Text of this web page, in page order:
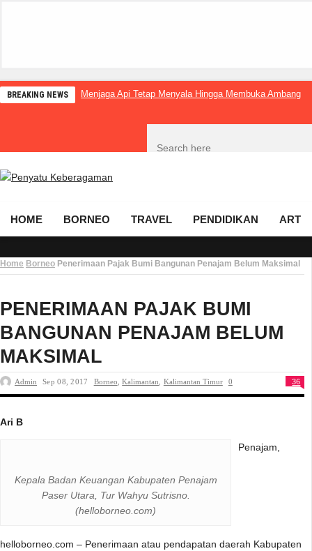
BREAKING NEWS Menjaga Api Tetap Menyala Hingga Membuka Ambang
HOME BORNEO TRAVEL PENDIDIKAN ART
Home Borneo Penerimaan Pajak Bumi Bangunan Penajam Belum Maksimal
PENERIMAAN PAJAK BUMI
BANGUNAN PENAJAM BELUM
MAKSIMAL
Admin Sep 08, 2017 Borneo,Kalimantan, Kalimantan Timur 0 36
Ari B
Kepala Badan Keuangan Kabupaten Penajam
Paser Utara, Tur Wahyu Sutrisno.
(helloborneo.com)
Penajam,
helloborneo.com – Penerimaan atau pendapatan daerah Kabupaten